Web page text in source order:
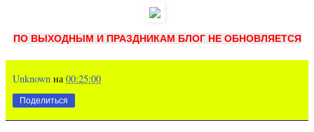
ПО ВЫХОДНЫМ И ПРАЗДНИКАМ БЛОГ НЕ ОБНОВЛЯЕТСЯ
Unknown на 00:25:00
Поделиться